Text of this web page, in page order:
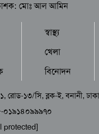
মোঃ আল আমিন
স্বাস্থ্য
খেলা
বিনোদন
রোড-১৩/সি, ব্লক-ই, বনানী,
০১৯১৪০৯৯৯৭০
protected]